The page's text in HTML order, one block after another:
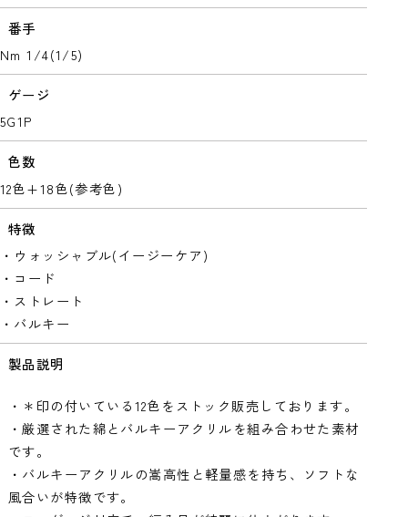
番手
Nm 1/4(1/5)
ゲージ
5G1P
色数
12色+18色(参考色)
特徴
・ウォッシャブル(イージーケア)
・コード
・ストレート
・バルキー
製品説明
・＊印の付いている12色をストック販売しております。
・厳選された綿とバルキーアクリルを組み合わせた素材
です。
・バルキーアクリルの嵩高性と軽量感を持ち、ソフトな
風合いが特徴です。